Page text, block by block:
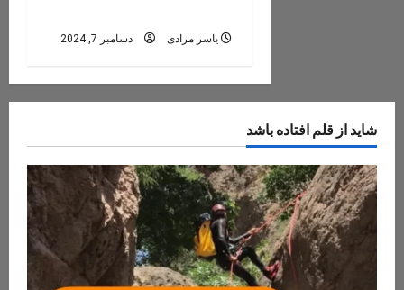
یاسر مرادی دسامبر 7, 2024
شاید از قلم افتاده باشد